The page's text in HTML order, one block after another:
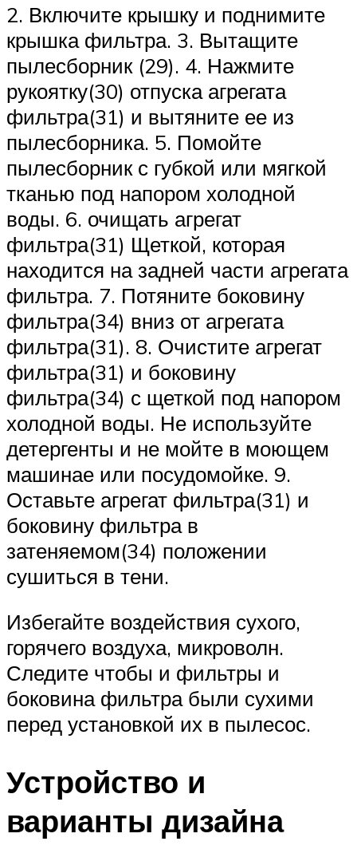
2. Включите крышку и поднимите
крышка фильтра. 3. Вытащите
пылесборник (29). 4. Нажмите
рукоятку(30) отпуска агрегата
фильтра(31) и вытяните ее из
пылесборника. 5. Помойте
пылесборник с губкой или мягкой
тканью под напором холодной
воды. 6. очищать агрегат
фильтра(31) Щеткой, которая
находится на задней части агрегата
фильтра. 7. Потяните боковину
фильтра(34) вниз от агрегата
фильтра(31). 8. Очистите агрегат
фильтра(31) и боковину
фильтра(34) с щеткой под напором
холодной воды. Не используйте
детергенты и не мойте в моющем
машинае или посудомойке. 9.
Оставьте агрегат фильтра(31) и
боковину фильтра в
затеняемом(34) положении
сушиться в тени.
Избегайте воздействия сухого,
горячего воздуха, микроволн.
Следите чтобы и фильтры и
боковина фильтра были сухими
перед установкой их в пылесос.
Устройство и
варианты дизайна